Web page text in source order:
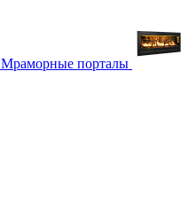
Мраморные порталы